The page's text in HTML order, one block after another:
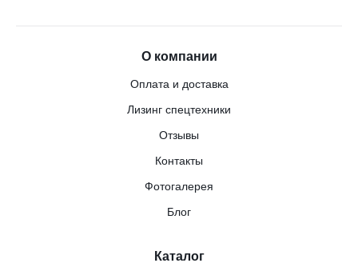
О компании
Оплата и доставка
Лизинг спецтехники
Отзывы
Контакты
Фотогалерея
Блог
Каталог